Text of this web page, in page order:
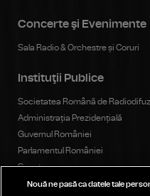
Concerte şi Evenimente
Sala Radio & Orchestre și Coruri
Instituţii Publice
Societatea Română de
Administrația Prezidențială
Guvernul României
Parlamentul României
Senat
Camera Deputaților
Nouă ne pasă ca datele tale